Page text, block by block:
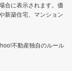
合に表示されます。価
新築住宅、マンション
不動産独自のルール